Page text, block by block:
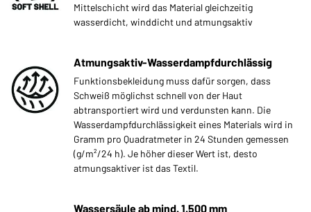
Mittelschicht wird das Material gleichzeitig
wasserdicht, winddicht und atmungsaktiv
Atmungsaktiv-Wasserdampfdurchlässig
Funktionsbekleidung muss dafür sorgen, dass
Schweiß möglichst schnell von der Haut
abtransportiert wird und verdunsten kann. Die
Wasserdampfdurchlässigkeit eines Materials wird in
Gramm pro Quadratmeter in 24 Stunden gemessen
(g/m²/24 h). Je höher dieser Wert ist, desto
atmungsaktiver ist das Textil.
Wassersäule ab mind. 1.500 mm